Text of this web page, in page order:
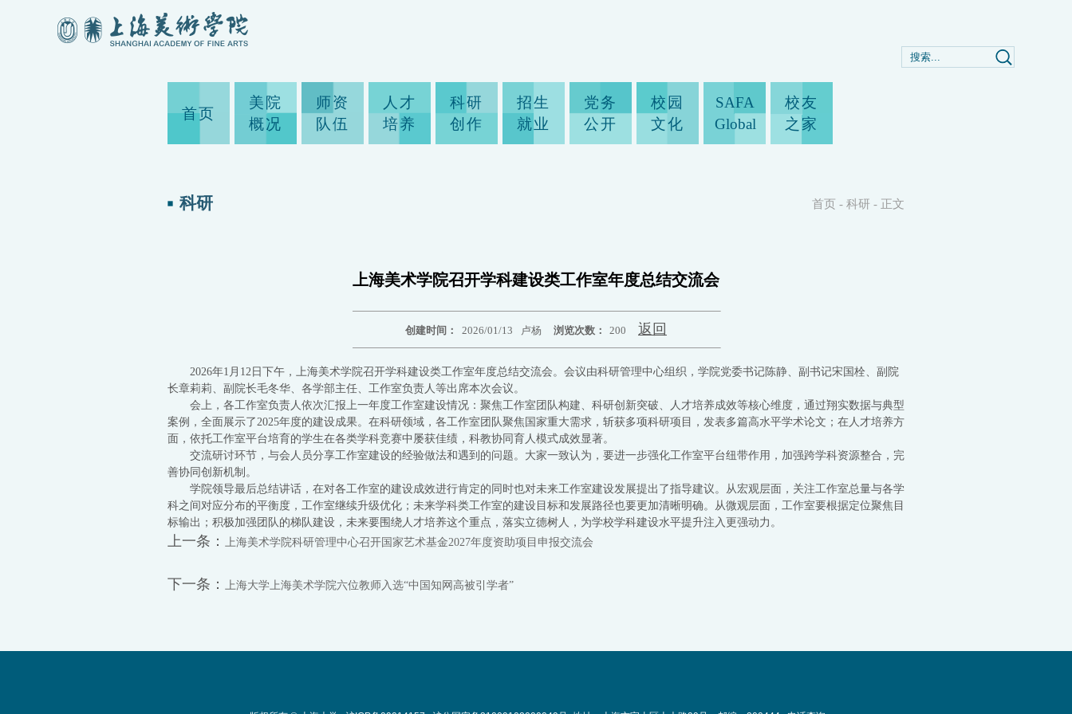
首页
美院
概况
师资
队伍
人才
培养
科研
创作
招生
就业
党务
公开
校园
文化
SAFA
Global
校友
之家
科研 首页 - 科研 - 正文
上海美术学院召开学科建设类工作室年度总结交流会
创建时间： 2026/01/13 卢杨 浏览次数： 200 返回
2026年1月12日下午，上海美术学院召开学科建设类工作室年度总结交流会。会议由科研管理中心组织，学院党委书记陈静、副书记宋国栓、副院
长章莉莉、副院长毛冬华、各学部主任、工作室负责人等出席本次会议。
会上，各工作室负责人依次汇报上一年度工作室建设情况：聚焦工作室团队构建、科研创新突破、人才培养成效等核心维度，通过翔实数据与典型
案例，全面展示了2025年度的建设成果。在科研领域，各工作室团队聚焦国家重大需求，斩获多项科研项目，发表多篇高水平学术论文；在人才培养方
面，依托工作室平台培育的学生在各类学科竞赛中屡获佳绩，科教协同育人模式成效显著。
交流研讨环节，与会人员分享工作室建设的经验做法和遇到的问题。大家一致认为，要进一步强化工作室平台纽带作用，加强跨学科资源整合，完
善协同创新机制。
学院领导最后总结讲话，在对各工作室的建设成效进行肯定的同时也对未来工作室建设发展提出了指导建议。从宏观层面，关注工作室总量与各学
科之间对应分布的平衡度，工作室继续升级优化；未来学科类工作室的建设目标和发展路径也要更加清晰明确。从微观层面，工作室要根据定位聚焦目
标输出；积极加强团队的梯队建设，未来要围绕人才培养这个重点，落实立德树人，为学校学科建设水平提升注入更强动力。
上一条： 上海美术学院科研管理中心召开国家艺术基金2027年度资助项目申报交流会
下一条： 上海大学上海美术学院六位教师入选“中国知网高被引学者”